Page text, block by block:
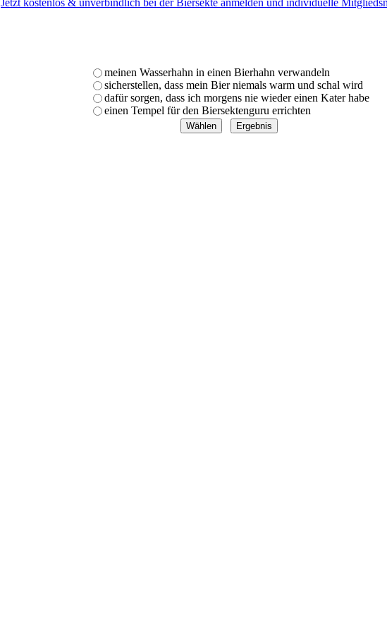
Jetzt kostenlos & unverbindlich bei der Biersekte anmelden und individuelle
meinen Wasserhahn in einen Bierhahn verwandeln
sicherstellen, dass mein Bier niemals warm und schal wird
dafür sorgen, dass ich morgens nie wieder einen Kater habe
einen Tempel für den Biersektenguru errichten